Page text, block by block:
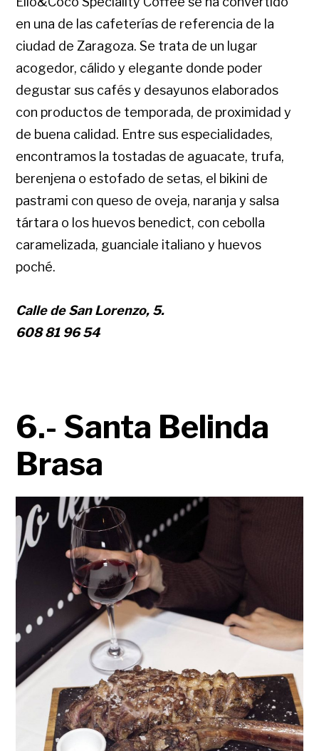
en una de las cafeterías de referencia de la
ciudad de Zaragoza. Se trata de un lugar
acogedor, cálido y elegante donde poder
degustar sus cafés y desayunos elaborados
con productos de temporada, de proximidad y
de buena calidad. Entre sus especialidades,
encontramos la tostadas de aguacate, trufa,
berenjena o estofado de setas, el bikini de
pastrami con queso de oveja, naranja y salsa
tártara o los huevos benedict, con cebolla
caramelizada, guanciale italiano y huevos
poché.
Calle de San Lorenzo, 5.
608 81 96 54
6.- Santa Belinda
Brasa